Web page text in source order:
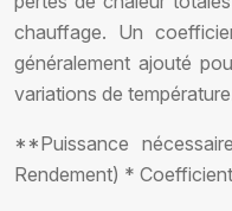
chauffage. Un
généralement ajouté
variations de
**Puissance
Rendement) *